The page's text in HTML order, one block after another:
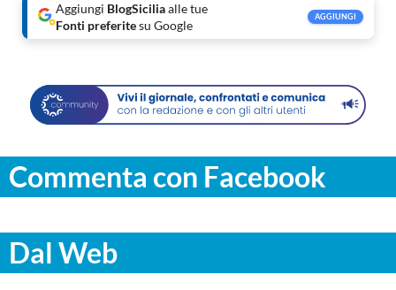
Aggiungi BlogSiciliaalle tue
Fonti preferitesu Google
AGGIUNGI
Commenta con Facebook
Dal Web